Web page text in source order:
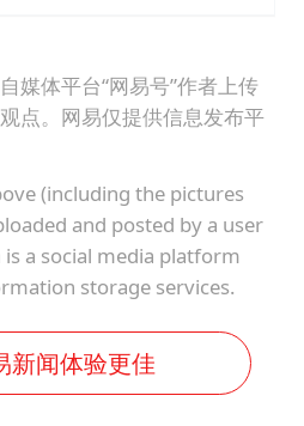
媒体平台“网易号”作者上传
点。网易仅提供信息发布平
(including the pictures
and posted by a user
is a social media platform
storage services.
新闻体验更佳